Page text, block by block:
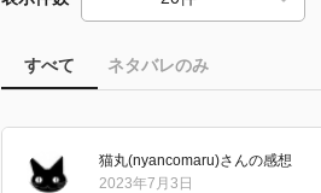
すべて ネタバレのみ
猫丸(nyancomaru)さんの感想
2023年7月3日